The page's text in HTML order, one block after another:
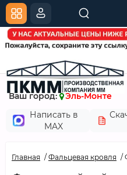
Ваш город:
Эль-Монте
Написать в
MAX
Главная Фальцевая кровля